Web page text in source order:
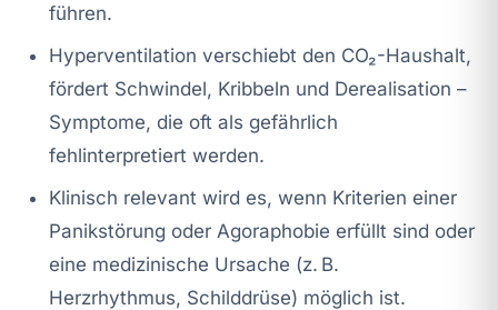
führen.
Hyperventilation verschiebt den CO₂-Haushalt,
fördert Schwindel, Kribbeln und Derealisation –
Symptome, die oft als gefährlich
fehlinterpretiert werden.
Klinisch relevant wird es, wenn Kriterien einer
Panikstörung oder Agoraphobie erfüllt sind oder
eine medizinische Ursache (z. B.
Herzrhythmus, Schilddrüse) möglich ist.